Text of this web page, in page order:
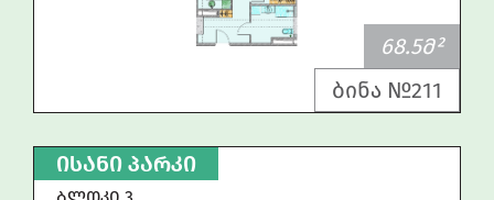
68.5Მ²
ბინა №211
ᲘᲡᲐᲜᲘ ᲞᲐᲠᲙᲘ